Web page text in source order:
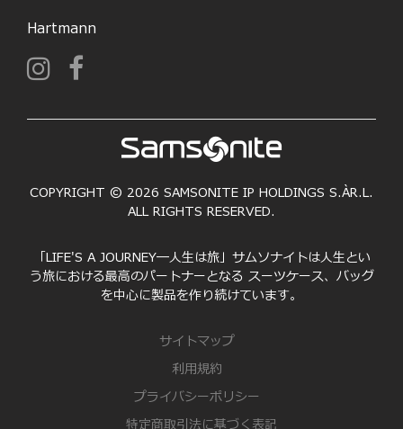
Hartmann
COPYRIGHT © 2026 SAMSONITE IP HOLDINGS S.ÀR.L.
ALL RIGHTS RESERVED.
「LIFE'S A JOURNEY―人生は旅」サムソナイトは人生とい
う旅における最高のパートナーとなる スーツケース、バッグ
を中心に製品を作り続けています。
サイトマップ
利用規約
プライバシーポリシー
特定商取引法に基づく表記